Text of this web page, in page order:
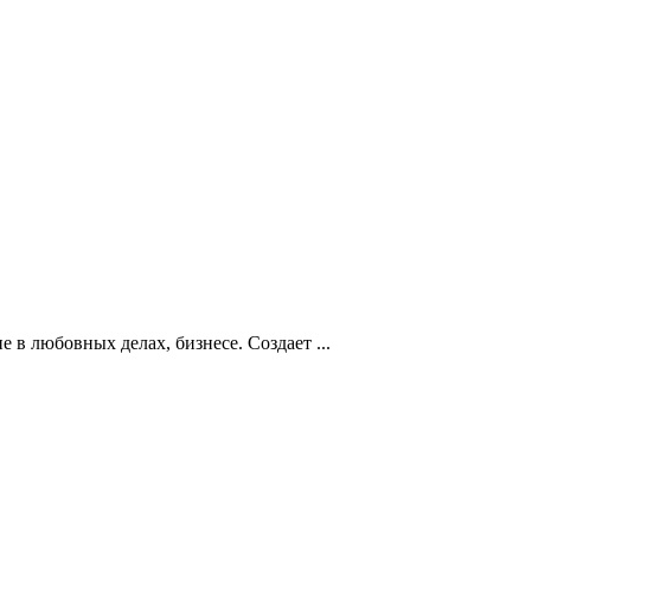
в любовных делах, бизнесе. Создает ...